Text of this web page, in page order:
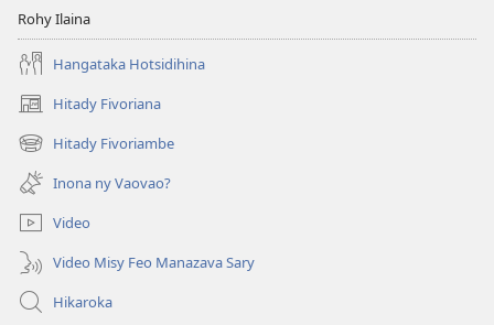
Rohy Ilaina
Hangataka Hotsidihina
Hitady Fivoriana
(manokatra
rohy) Hitady Fivoriambe
(manokatra
rohy) Inona ny Vaovao?
Video
Video Misy Feo Manazava Sary
Hikaroka